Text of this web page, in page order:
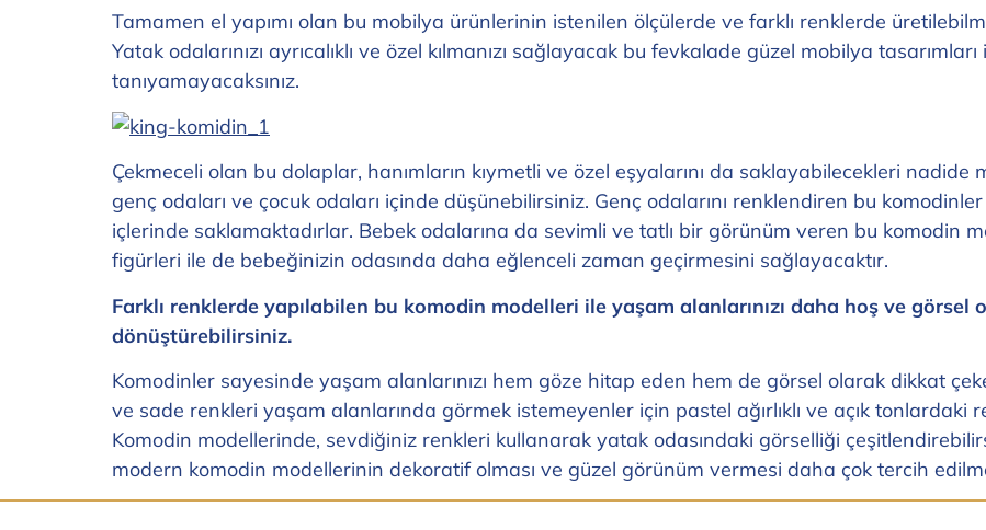
Tamamen el yapımı olan bu mobilya ürünlerinin istenilen ölçülerde ve farklı renklerde
Yatak odalarınızı ayrıcalıklı ve özel kılmanızı sağlayacak bu fevkalade güzel mobilya
tanıyamayacaksınız.
Çekmeceli olan bu dolaplar, hanımların kıymetli ve özel eşyalarını da saklayabilecekleri nadide
genç odaları ve çocuk odaları içinde düşünebilirsiniz. Genç odalarını renklendiren bu
içlerinde saklamaktadırlar. Bebek odalarına da sevimli ve tatlı bir görünüm veren bu komodin
figürleri ile de bebeğinizin odasında daha eğlenceli zaman geçirmesini sağlayacaktır.
Farklı renklerde yapılabilen bu komodin modelleri ile yaşam alanlarınızı daha hoş ve
dönüştürebilirsiniz.
Komodinler sayesinde yaşam alanlarınızı hem göze hitap eden hem de görsel olarak dikkat
ve sade renkleri yaşam alanlarında görmek istemeyenler için pastel ağırlıklı ve açık tonlardaki
Komodin modellerinde, sevdiğiniz renkleri kullanarak yatak odasındaki görselliği
modern komodin modellerinin dekoratif olması ve güzel görünüm vermesi daha çok tercih